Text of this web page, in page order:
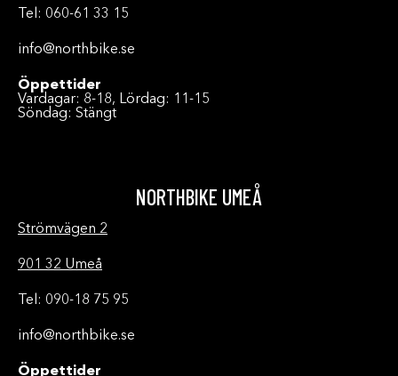
Tel: 060-61 33 15
info@northbike.se
Öppettider
Vardagar: 8-18, Lördag: 11-15
Söndag: Stängt
NORTHBIKE UMEÅ
Strömvägen 2
901 32 Umeå
Tel: 090-18 75 95
info@northbike.se
Öppettider